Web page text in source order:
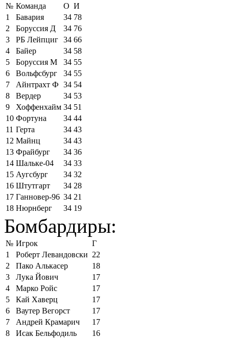
№ Команда О И
1
Бавария 34 78
2
Боруссия Д 34 76
3
РБ Лейпциг 34 66
4
Байер 34 58
5
Боруссия М 34 55
6
Вольфсбург 34 55
7
Айнтрахт Ф 34 54
8
Вердер 34 53
9
Хоффенхайм 34 51
10 Фортуна 34 44
11 Герта 34 43
12 Майнц 34 43
13 Фрайбург 34 36
14 Шальке-04 34 33
15 Аугсбург 34 32
16 Штутгарт 34 28
17 Ганновер-96 34 21
18 Нюрнберг 34 19
Бомбардиры:
№ Игрок
Г
1
Роберт Левандовски 22
2
Пако Алькасер
18
3
Лука Йович
17
4
Марко Ройс
17
5
Кай Хаверц
17
6
Ваутер Вегорст
17
7
Андрей Крамарич
17
8
Исак Бельфодиль
16